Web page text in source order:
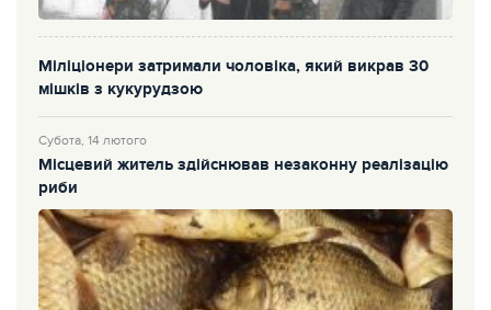
Міліціонери затримали чоловіка, який викрав 30
мішків з кукурудзою
Субота, 14 лютого
Місцевий житель здійснював незаконну реалізацію
риби